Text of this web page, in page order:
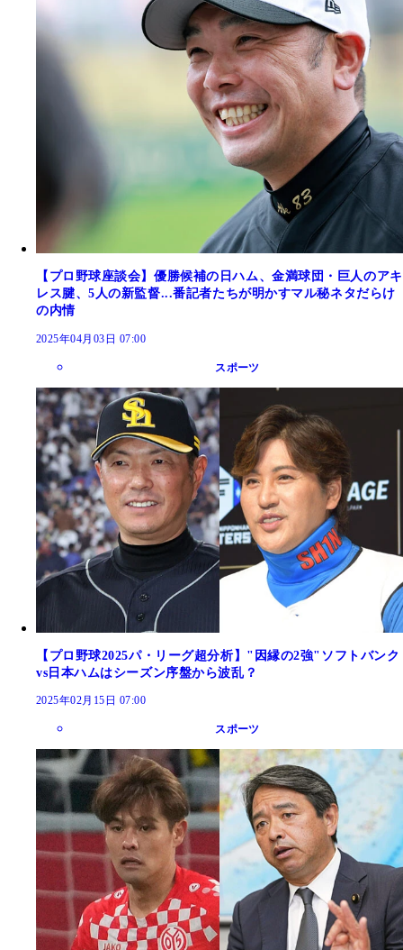
【プロ野球座談会】優勝候補の日ハム、金満球団・巨人のアキ
レス腱、5人の新監督...番記者たちが明かすマル秘ネタだらけ
の内情
2025年04月03日 07:00
スポーツ
【プロ野球2025パ・リーグ超分析】"因縁の2強"ソフトバンク
vs日本ハムはシーズン序盤から波乱？
2025年02月15日 07:00
スポーツ